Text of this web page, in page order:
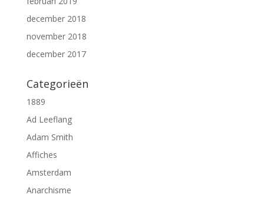
december 2018
november 2018
december 2017
Categorieën
1889
Ad Leeflang
Adam Smith
Affiches
Amsterdam
Anarchisme